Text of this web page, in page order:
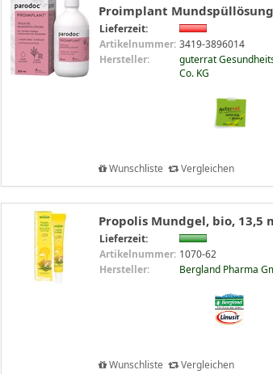
Proimplant
Lieferzeit:
Artikelnummer: 3419-3896014
Hersteller:
guterrat
Co. KG
Wunschliste Vergleichen
Propolis Mundgel, bio, 13,5
Lieferzeit:
Artikelnummer: 1070-62
Hersteller:
Bergland Pharma
Wunschliste Vergleichen